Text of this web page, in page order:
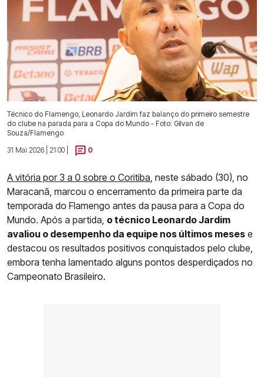
Técnico do Flamengo, Leonardo Jardim faz balanço do primeiro semestre
do clube na parada para a Copa do Mundo - Foto: Gilvan de
Souza/Flamengo
31 Mai 2026 | 21:00 |
0
A vitória por 3 a 0 sobre o Coritiba , neste sábado (30), no
Maracanã, marcou o encerramento da primeira parte da
temporada do Flamengo antes da pausa para a Copa do
Mundo. Após a partida, o técnico Leonardo Jardim
avaliou o desempenho da equipe nos últimos meses e
destacou os resultados positivos conquistados pelo clube,
embora tenha lamentado alguns pontos desperdiçados no
Campeonato Brasileiro.